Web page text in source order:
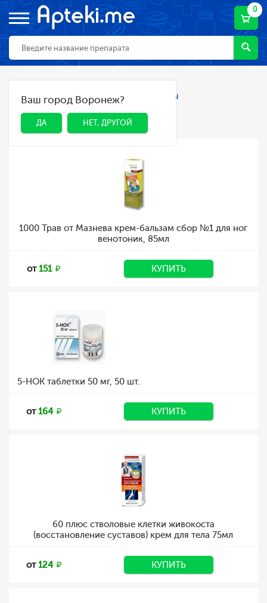
0
ДА НЕТ, ДРУГОЙ
Ваш город Воронеж?
ДА НЕТ, ДРУГОЙ
Главная Каталог Лекарства и БАДы
Лекарства и БАДы
1000 Трав от Мазнева крем-бальзам сбор №1 для ног
венотоник, 85мл
от151 КУПИТЬ
5-НОК таблетки 50 мг, 50 шт.
от164 КУПИТЬ
60 плюс стволовые клетки живокоста
(восстановление суставов) крем для тела 75мл
от124 КУПИТЬ